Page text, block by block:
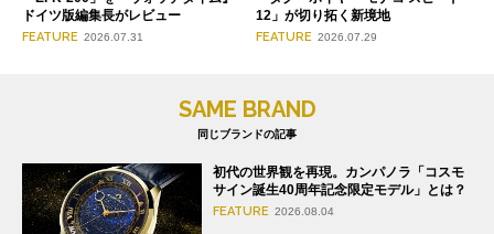
ドイツ版編集長がレビュー
FEATURE 2026.07.31
12」が切り拓く新境地
FEATURE 2026.07.29
SAME BRAND
同じブランドの記事
初代の世界観を再現。カンパノラ「コスモ
サイン誕生40周年記念限定モデル」とは？
FEATURE 2026.08.04